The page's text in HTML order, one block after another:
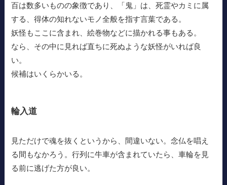
百は数多いものの象徴であり、「鬼」は、死霊やカミに属
する、得体の知れないモノ全般を指す言葉である。
妖怪もここに含まれ、絵巻物などに描かれる事もある。
なら、その中に見れば直ちに死ぬような妖怪がいれば良
い。
候補はいくらかいる。
輪入道
見ただけで魂を抜くというから、間違いない。念仏を唱え
る間もなかろう。行列に牛車が含まれていたら、車輪を見
る前に逃げた方が良い。